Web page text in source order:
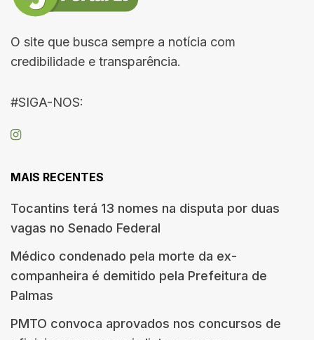
O site que busca sempre a notícia com
credibilidade e transparência.
#SIGA-NOS:
MAIS RECENTES
Tocantins terá 13 nomes na disputa por duas
vagas no Senado Federal
Médico condenado pela morte da ex-
companheira é demitido pela Prefeitura de
Palmas
PMTO convoca aprovados nos concursos de